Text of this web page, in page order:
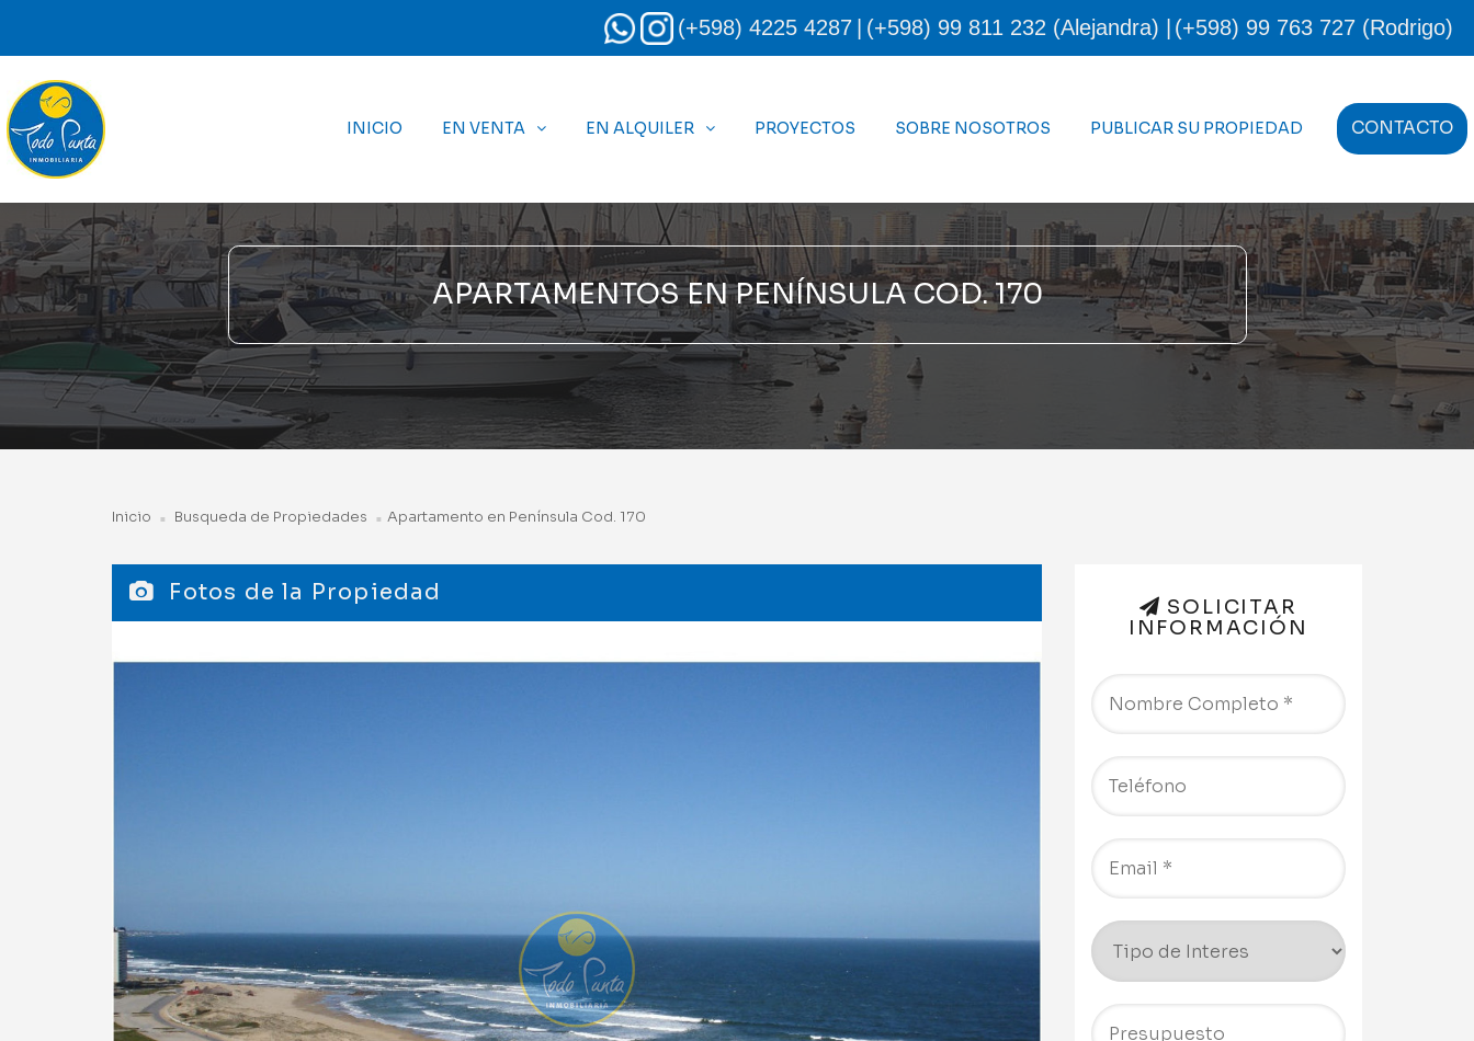
(+598) 4225 4287 (+598) 99 811 232 (Alejandra) | (+598) 99 763 727 (Rodrigo)
INICIO EN VENTA EN ALQUILER PROYECTOS SOBRE NOSOTROS PUBLICAR SU PROPIEDAD CONTACTO
APARTAMENTOS EN PENÍNSULA COD. 170
Inicio Busqueda de Propiedades Apartamento en Península Cod. 170
SOLICITAR
INFORMACIÓN
Fotos de la Propiedad